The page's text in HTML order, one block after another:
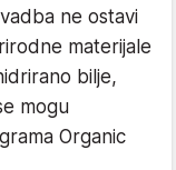
ne ostavi
materijale
bilje,
mogu
Organic